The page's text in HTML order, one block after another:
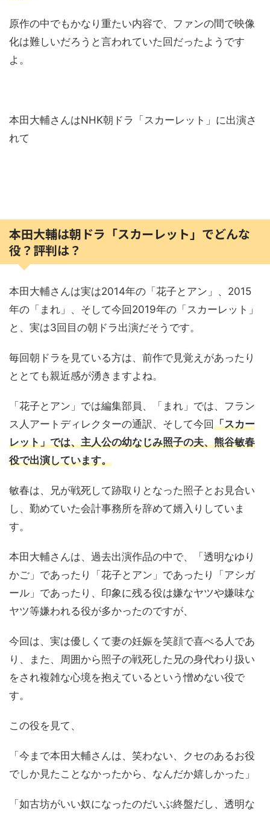
原作の中でもかなり重たい内容で、ファンの間で映像
化は難しいだろうと言われていた回だったようです
よ。
本田大輔さんはNHK朝ドラ「スカーレット」に出演さ
れて
本田大輔は朝ドラ「スカーレット」でどんな
役？評判は？
本田大輔さんは実は2014年の「花子とアン」、2015
年の「まれ」、そして今回2019年の「スカーレット」
と、実は3回目の朝ドラ出演だそうです。
毎回朝ドラを見ている方は、前作で見覚えがあったり
ととても親近感が湧きますよね。
「花子とアン」では編集部員、「まれ」では、フラン
ス人アートディレクターの通訳、そして今回「スカー
レット」では、主人公の幼なじみ照子の夫、熊谷敏春
役で出演しています。
敏春は、兄が戦死して跡取りとなった照子とお見合い
し、勤めていた会計事務所を辞めて婿入りしていま
す。
本田大輔さんは、過去出演作品の中で、「透明なゆり
かご」であったり「花子とアン」であったり「アシガ
ール」であったり、印象に残る役は嫌なヤツや嫌味な
ヤツ等嫌われる役が多かったのですが、
今回は、実は優しくて妻の妊娠を笑顔で喜べる人であ
り、また、周囲から照子の戦死した兄の身代わり扱い
をされ複雑な心境を抱えているという憎めない役で
す。
この役を見て、
「今まで本田大輔さんは、笑わない、クセのあるお役
でしか見たことなかったから、なんだか嬉しかった」
「如古坊がいい奴になったのだいぶ終盤だし、透明な